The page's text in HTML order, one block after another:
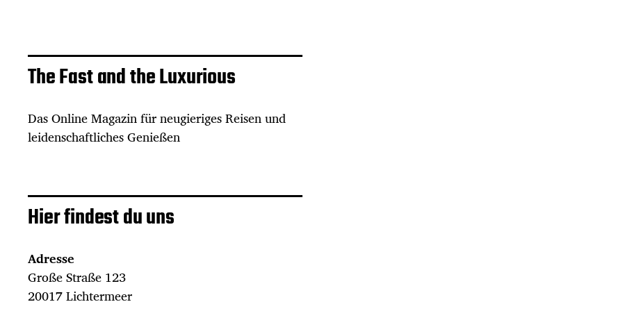
The Fast and the Luxurious
Das Online Magazin für neugieriges Reisen und
leidenschaftliches Genießen
Hier findest du uns
Adresse
Große Straße 123
20017 Lichtermeer